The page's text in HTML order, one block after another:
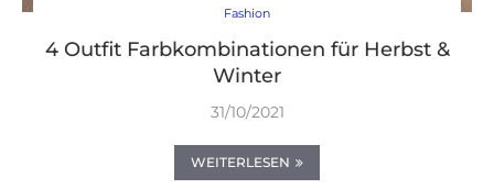
Fashion
4 Outfit Farbkombinationen für Herbst &
Winter
31/10/2021
WEITERLESEN